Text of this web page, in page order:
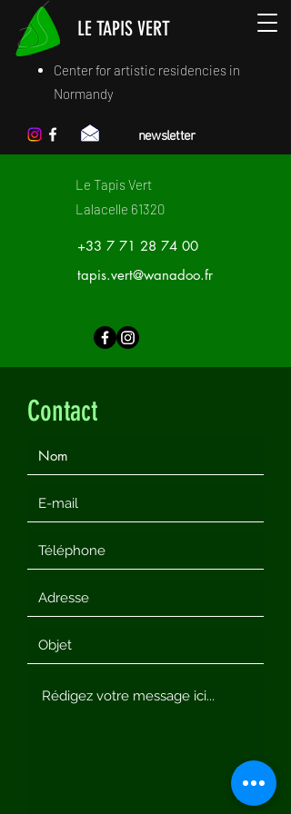
LE TAPIS VERT
Center for artistic residencies in
Normandy
newsletter
Le Tapis Vert
Lalacelle 61320
‭+33 7 71 28 74 00
tapis.vert@wanadoo.fr
Contact